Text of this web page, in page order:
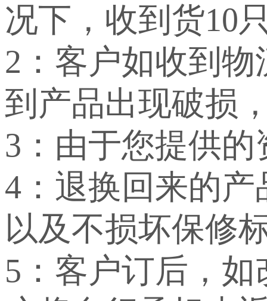
况下，收到货10
2：客户如收到
到产品出现破损
3：由于您提供
4：退换回来的
以及不损坏保修
5：客户订后，